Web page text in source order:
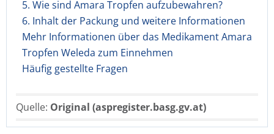
5. Wie sind Amara Tropfen aufzubewahren?
6. Inhalt der Packung und weitere Informationen
Mehr Informationen über das Medikament Amara
Tropfen Weleda zum Einnehmen
Häufig gestellte Fragen
Quelle: Original (aspregister.basg.gv.at)